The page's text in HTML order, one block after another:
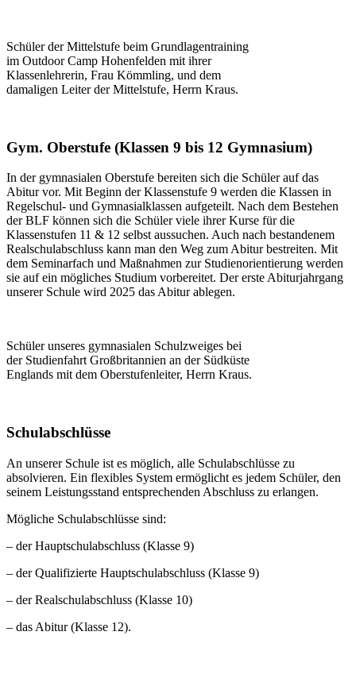
Schüler der Mittelstufe beim Grundlagentraining
im Outdoor Camp Hohenfelden mit ihrer
Klassenlehrerin, Frau Kömmling, und dem
damaligen Leiter der Mittelstufe, Herrn Kraus.
Gym. Oberstufe (Klassen 9 bis 12 Gymnasium)
In der gymnasialen Oberstufe bereiten sich die Schüler auf das
Abitur vor. Mit Beginn der Klassenstufe 9 werden die Klassen in
Regelschul- und Gymnasialklassen aufgeteilt. Nach dem Bestehen
der BLF können sich die Schüler viele ihrer Kurse für die
Klassenstufen 11 & 12 selbst aussuchen. Auch nach bestandenem
Realschulabschluss kann man den Weg zum Abitur bestreiten. Mit
dem Seminarfach und Maßnahmen zur Studienorientierung werden
sie auf ein mögliches Studium vorbereitet. Der erste Abiturjahrgang
unserer Schule wird 2025 das Abitur ablegen.
Schüler unseres gymnasialen Schulzweiges bei
der Studienfahrt Großbritannien an der Südküste
Englands mit dem Oberstufenleiter, Herrn Kraus.
Schulabschlüsse
An unserer Schule ist es möglich, alle Schulabschlüsse zu
absolvieren. Ein flexibles System ermöglicht es jedem Schüler, den
seinem Leistungsstand entsprechenden Abschluss zu erlangen.
Mögliche Schulabschlüsse sind:
– der Hauptschulabschluss (Klasse 9)
– der Qualifizierte Hauptschulabschluss (Klasse 9)
– der Realschulabschluss (Klasse 10)
– das Abitur (Klasse 12).